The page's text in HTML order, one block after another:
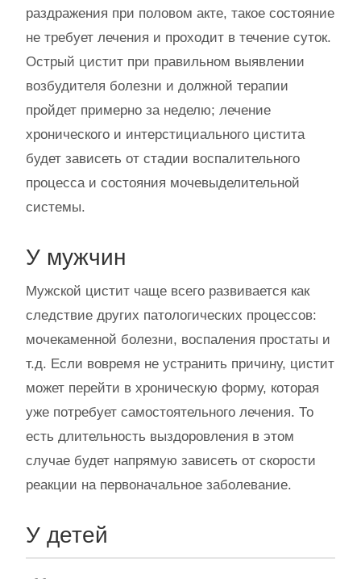
раздражения при половом акте, такое состояние
не требует лечения и проходит в течение суток.
Острый цистит при правильном выявлении
возбудителя болезни и должной терапии
пройдет примерно за неделю; лечение
хронического и интерстициального цистита
будет зависеть от стадии воспалительного
процесса и состояния мочевыделительной
системы.
У мужчин
Мужской цистит чаще всего развивается как
следствие других патологических процессов:
мочекаменной болезни, воспаления простаты и
т.д. Если вовремя не устранить причину, цистит
может перейти в хроническую форму, которая
уже потребует самостоятельного лечения. То
есть длительность выздоровления в этом
случае будет напрямую зависеть от скорости
реакции на первоначальное заболевание.
У детей